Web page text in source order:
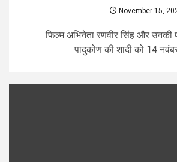
November 15,
फिल्म अभिनेता रणवीर सिंह और उनकी
पादुकोण की शादी को 14